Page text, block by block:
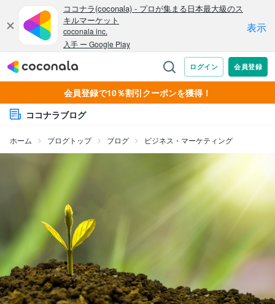
会員登録で10％割引クーポンを獲得！
ココナラブログ
ホーム ブログトップ ブログ ビジネス・マーケティング